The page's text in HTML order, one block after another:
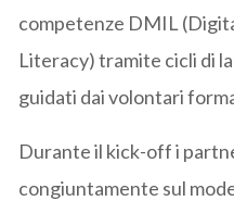
competenze DMIL
Literacy) tramite cicli di
guidati dai volontari
Durante il kick-off i
congiuntamente sul